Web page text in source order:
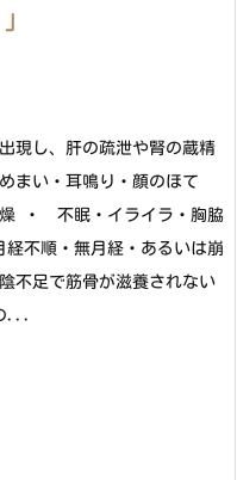
現し、肝の疏泄や腎の蔵精
い・耳鳴り・顔のほて
燥 ・ 不眠・イライラ・胸脇
不順・無月経・あるいは崩
足で筋骨が滋養されない
...